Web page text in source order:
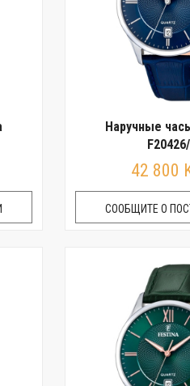
Наручные
42 800
СООБЩИТЕ О